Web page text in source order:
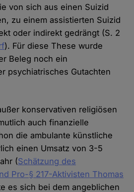
von sich aus einen Suizid
zu einem assistierten Suizid
oder indirekt gedrängt (S. 2
). Für diese These wurde
Beleg noch ein
psychiatrisches Gutachten
konservativen religiösen
auch finanzielle
die ambulante künstliche
einen Umsatz von 3-5
(Schätzung des
Pro-§ 217-Aktivisten Thomas
es sich bei dem angeblichen